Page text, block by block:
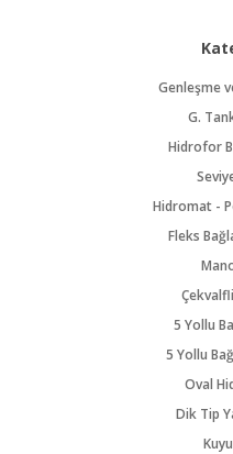
Genleşme
G.
Hidrofor
Hidromat -
Fleks
5 Yollu
5 Yollu
Oval
Dik Tip